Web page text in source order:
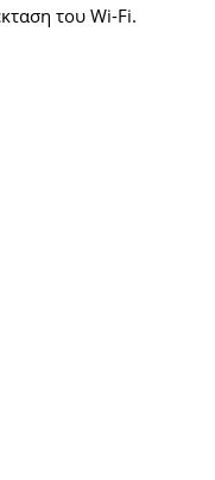
του Wi-Fi.